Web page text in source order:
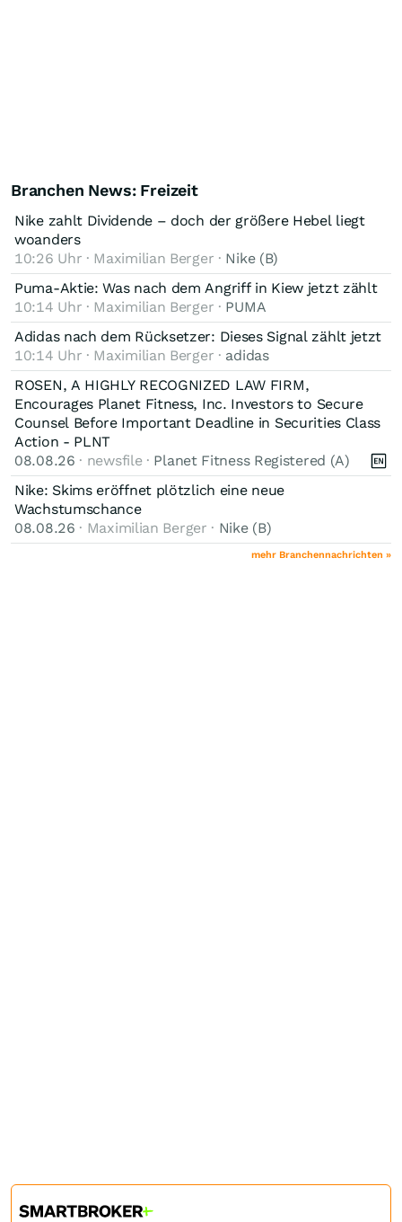
Branchen News: Freizeit
Nike zahlt Dividende – doch der größere Hebel liegt
woanders
10:26 Uhr · Maximilian Berger · Nike (B)
Puma-Aktie: Was nach dem Angriff in Kiew jetzt zählt
10:14 Uhr · Maximilian Berger · PUMA
Adidas nach dem Rücksetzer: Dieses Signal zählt jetzt
10:14 Uhr · Maximilian Berger · adidas
ROSEN, A HIGHLY RECOGNIZED LAW FIRM,
Encourages Planet Fitness, Inc. Investors to Secure
Counsel Before Important Deadline in Securities Class
Action - PLNT
08.08.26 · newsfile · Planet Fitness Registered (A)
Nike: Skims eröffnet plötzlich eine neue
Wachstumschance
08.08.26 · Maximilian Berger · Nike (B)
mehr Branchennachrichten »